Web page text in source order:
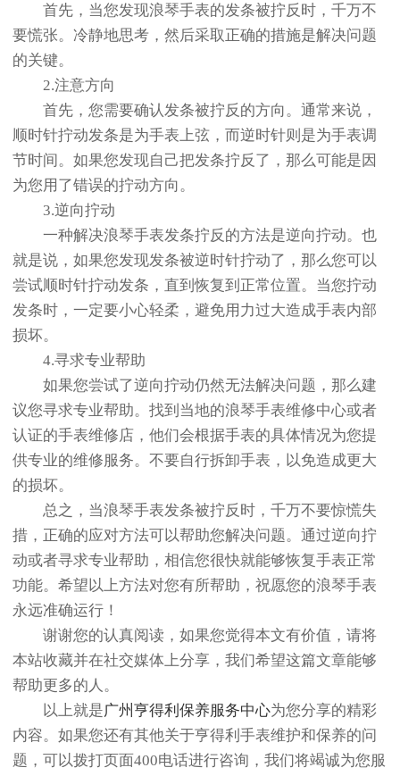
首先，当您发现浪琴手表的发条被拧反时，千万不
要慌张。冷静地思考，然后采取正确的措施是解决问题
的关键。
2.注意方向
首先，您需要确认发条被拧反的方向。通常来说，
顺时针拧动发条是为手表上弦，而逆时针则是为手表调
节时间。如果您发现自己把发条拧反了，那么可能是因
为您用了错误的拧动方向。
3.逆向拧动
一种解决浪琴手表发条拧反的方法是逆向拧动。也
就是说，如果您发现发条被逆时针拧动了，那么您可以
尝试顺时针拧动发条，直到恢复到正常位置。当您拧动
发条时，一定要小心轻柔，避免用力过大造成手表内部
损坏。
4.寻求专业帮助
如果您尝试了逆向拧动仍然无法解决问题，那么建
议您寻求专业帮助。找到当地的浪琴手表维修中心或者
认证的手表维修店，他们会根据手表的具体情况为您提
供专业的维修服务。不要自行拆卸手表，以免造成更大
的损坏。
总之，当浪琴手表发条被拧反时，千万不要惊慌失
措，正确的应对方法可以帮助您解决问题。通过逆向拧
动或者寻求专业帮助，相信您很快就能够恢复手表正常
功能。希望以上方法对您有所帮助，祝愿您的浪琴手表
永远准确运行！
谢谢您的认真阅读，如果您觉得本文有价值，请将
本站收藏并在社交媒体上分享，我们希望这篇文章能够
帮助更多的人。
以上就是广州亨得利保养服务中心为您分享的精彩
内容。如果您还有其他关于亨得利手表维护和保养的问
题，可以拨打页面400电话进行咨询，我们将竭诚为您服